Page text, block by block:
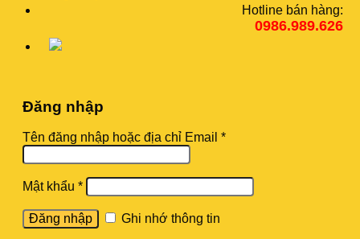
Hotline bán hàng:
0986.989.626
Đăng nhập
Tên đăng nhập hoặc địa chỉ Email *
Mật khẩu *
Ghi nhớ thông tin